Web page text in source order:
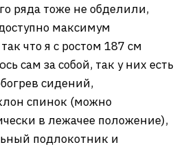
ряда тоже не обделили,
максимум
что я с ростом 187 см
сам за собой, так у них есть
сидений,
спинок (можно
в лежачее положение),
подлокотник и